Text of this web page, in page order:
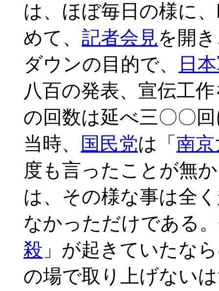
は、ほぼ毎日の様に
めて、 記者会見を開
ダウンの目的で、
日
八百の発表、宣伝工
の回数は延べ三〇〇
当時、
国民党は「 南
度も言ったことが無
は、その様な事は全
なかっただけである
殺 」が起きていたな
の場で取り上げない